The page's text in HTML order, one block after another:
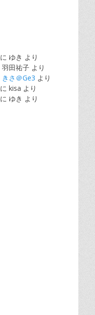
に ゆき より
羽田祐子 より
きさ＠Ge3 より
に kisa より
に ゆき より